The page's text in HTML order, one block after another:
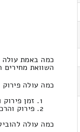
כמה באמת עולה
השוואת מחירים
כמה עולה
זמן פירוק והרכבה
פירוק
כמה עולה